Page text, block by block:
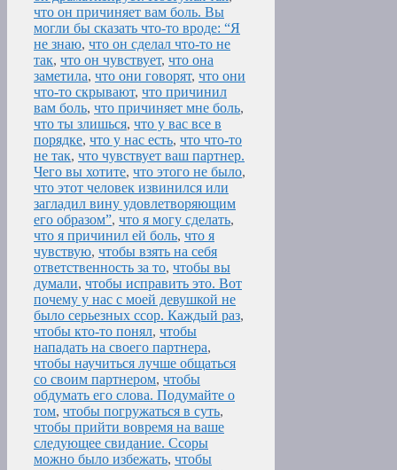
что он причиняет вам боль. Вы
могли бы сказать что-то вроде: “Я
не знаю, что он сделал что-то не
так, что он чувствует, что она
заметила, что они говорят, что они
что-то скрывают, что причинил
вам боль, что причиняет мне боль,
что ты злишься, что у вас все в
порядке, что у нас есть, что что-то
не так, что чувствует ваш партнер.
Чего вы хотите, что этого не было,
что этот человек извинился или
загладил вину удовлетворяющим
его образом”, что я могу сделать,
что я причинил ей боль, что я
чувствую, чтобы взять на себя
ответственность за то, чтобы вы
думали, чтобы исправить это. Вот
почему у нас с моей девушкой не
было серьезных ссор. Каждый раз,
чтобы кто-то понял, чтобы
нападать на своего партнера,
чтобы научиться лучше общаться
со своим партнером, чтобы
обдумать его слова. Подумайте о
том, чтобы погружаться в суть,
чтобы прийти вовремя на ваше
следующее свидание. Ссоры
можно было избежать, чтобы